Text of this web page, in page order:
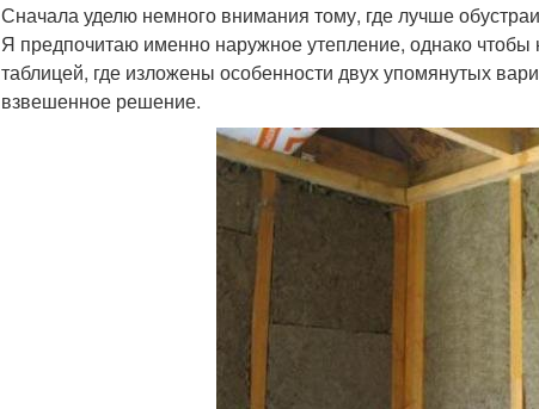
Сначала уделю немного внимания тому, где лучше
Я предпочитаю именно наружное утепление, однако
таблицей, где изложены особенности двух упомянутых
взвешенное решение.